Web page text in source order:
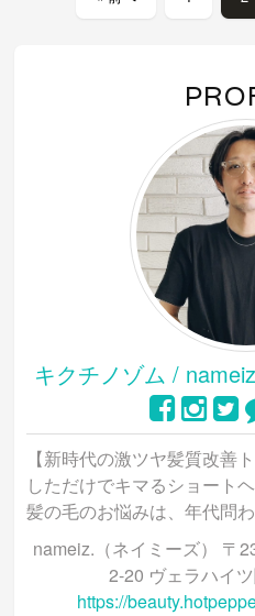
キクチノゾム /
【新時代の激ツヤ髪質改善
しただけでキマるショート
髪の毛のお悩みは、年代問わ
nameiz.（ネイミーズ） 〒
2-20 ヴェラハイ
https://